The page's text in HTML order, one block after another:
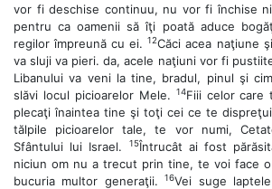
vor fi deschise continuu, nu vor fi închise
pentru ca oamenii să îţi poată aduce
regilor împreună cu ei.12Căci acea naţiune
va sluji va pieri. da, acele naţiuni vor fi
Libanului va veni la tine, bradul, pinul şi
slăvi locul picioarelor Mele.
14Fiii celor care
plecaţi înaintea tine şi toţi cei ce te
tălpile picioarelor tale, te vor numi,
Sfântului lui Israel.
15Întrucât ai fost
niciun om nu a trecut prin tine, te voi face o
bucuria multor generaţii.16Vei suge